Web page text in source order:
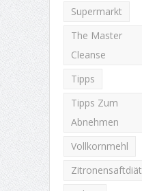
Supermarkt
The Master
Cleanse
Tipps
Tipps Zum
Abnehmen
Vollkornmehl
Zitronensaftdiät